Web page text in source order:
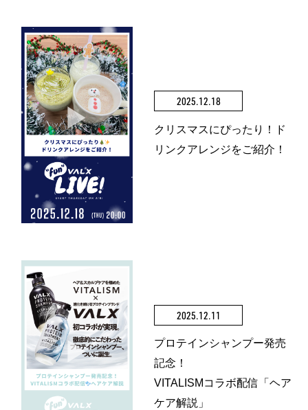
2025.12.18
クリスマスにぴったり！ド
リンクアレンジをご紹介！
2025.12.11
プロテインシャンプー発売
記念！
VITALISMコラボ配信「ヘア
ケア解説」